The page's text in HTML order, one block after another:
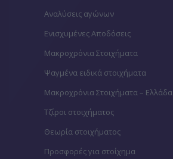
Αναλύσεις αγώνων
Ενισχυμένες Αποδόσεις
Μακροχρόνια Στοιχήματα
Ψαγμένα ειδικά στοιχήματα
Μακροχρόνια Στοιχήματα – Ελλάδα
Τζίροι στοιχήματος
Θεωρία στοιχήματος
Προσφορές για στοίχημα